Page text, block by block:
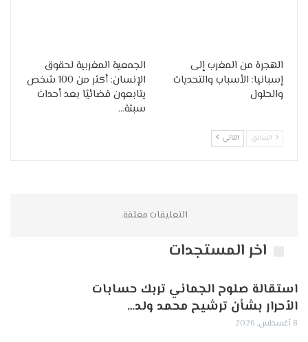
الهجرة من المغرب إلى
إسبانيا: الأسباب والتحديات
والحلول
الجمعية المغربية لحقوق
الإنسان: أكثر من 100 شخص
يتابعون قضائيًا بعد أحداث
سبتة…
السابق التالي
التعليقات مغلقة.
اخر المستجدات
استقالة صلوح الجماني تربك حسابات
الأحرار بشأن ترشيح محمد ولد…
8 أغسطس, 2026